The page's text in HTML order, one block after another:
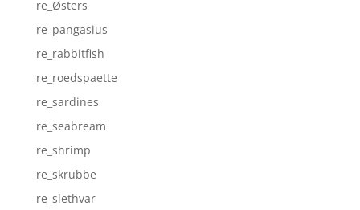
re_Østers
re_pangasius
re_rabbitfish
re_roedspaette
re_sardines
re_seabream
re_shrimp
re_skrubbe
re_slethvar